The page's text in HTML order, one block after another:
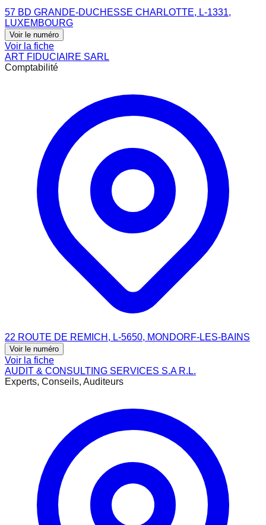
57 BD GRANDE-DUCHESSE CHARLOTTE, L-1331,
LUXEMBOURG
Voir le numéro
Voir la fiche
ART FIDUCIAIRE SARL
Comptabilité
22 ROUTE DE REMICH, L-5650, MONDORF-LES-BAINS
Voir le numéro
Voir la fiche
AUDIT & CONSULTING SERVICES S.A R.L.
Experts, Conseils, Auditeurs